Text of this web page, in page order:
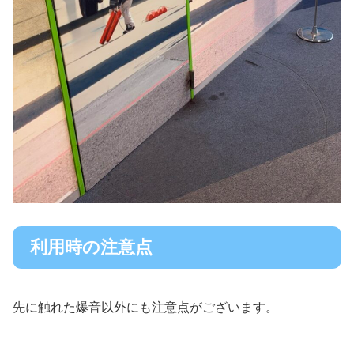
利用時の注意点
先に触れた爆音以外にも注意点がございます。